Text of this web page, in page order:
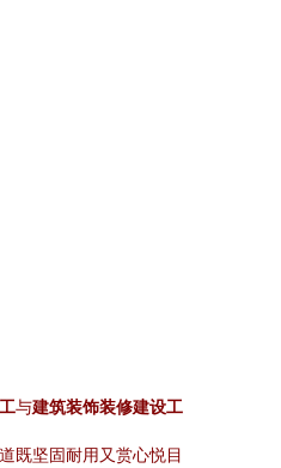
与建筑装饰装修建设工
既坚固耐用又赏心悦目